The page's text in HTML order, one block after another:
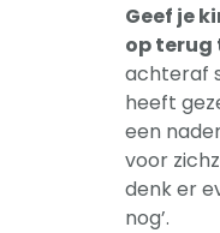
Geef je
op terug
achteraf
heeft
een
voor
denk er
nog’.